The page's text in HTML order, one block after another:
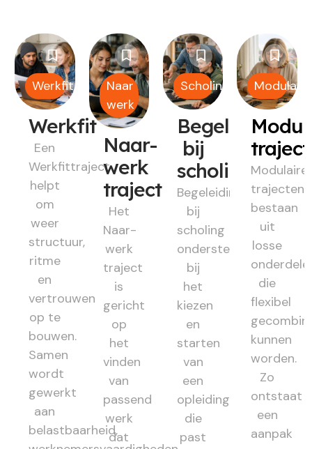
Werkfit
Werkfit
Een
Werkfittraject
helpt
om
weer
structuur,
ritme
en
vertrouwen
op te
bouwen.
Samen
wordt
gewerkt
aan
belastbaarheid,
Naar
werk
Naar-
werk
traject
Het
Naar-
werk
traject
is
gericht
op
het
vinden
van
passend
werk
dat
Scholing
Begeleiding
bij
scholing
Begeleiding
bij
scholing
ondersteunt
bij
het
kiezen
en
starten
van
een
opleiding
die
past
Modulair
Modulaire
trajecten
bestaan
uit
losse
die
flexibel
kunnen
worden.
Zo
ontstaat
een
aanpak